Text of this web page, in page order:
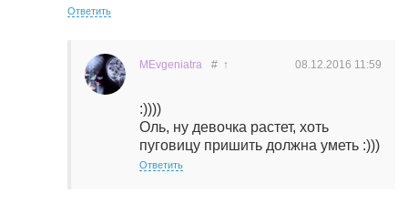
Ответить
MEvgeniatra 08.12.2016 11:59
# ↑
:))))
Оль, ну девочка растет, хоть
пуговицу пришить должна уметь :)))
Ответить